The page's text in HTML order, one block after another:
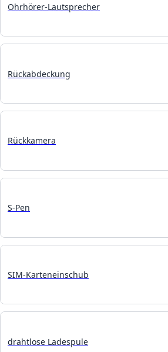
Ohrhörer-Lautsprecher
Rückabdeckung
Rückkamera
S-Pen
SIM-Karteneinschub
drahtlose Ladespule